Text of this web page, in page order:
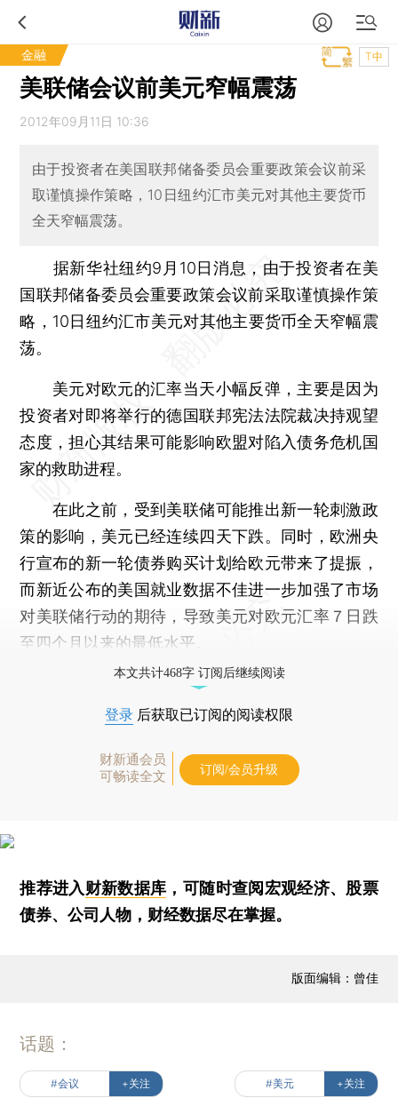
金融 T中
美联储会议前美元窄幅震荡
2012年09月11日 10:36
由于投资者在美国联邦储备委员会重要政策会议前采
取谨慎操作策略，10日纽约汇市美元对其他主要货币
全天窄幅震荡。
据新华社纽约9月10日消息，由于投资者在美
国联邦储备委员会重要政策会议前采取谨慎操作策
略，10日纽约汇市美元对其他主要货币全天窄幅震
荡。
美元对欧元的汇率当天小幅反弹，主要是因为
投资者对即将举行的德国联邦宪法法院裁决持观望
态度，担心其结果可能影响欧盟对陷入债务危机国
家的救助进程。
在此之前，受到美联储可能推出新一轮刺激政
策的影响，美元已经连续四天下跌。同时，欧洲央
行宣布的新一轮债券购买计划给欧元带来了提振，
而新近公布的美国就业数据不佳进一步加强了市场
对美联储行动的期待，导致美元对欧元汇率７日跌
至四个月以来的最低水平。
本文共计468字 订阅后继续阅读
登录 后获取已订阅的阅读权限
财新通会员
可畅读全文
订阅/会员升级
推荐进入财新数据库 ，可随时查阅宏观经济、股票
债券、公司人物，财经数据尽在掌握。
版面编辑：曾佳
话题：
#会议 +关注 #美元 +关注